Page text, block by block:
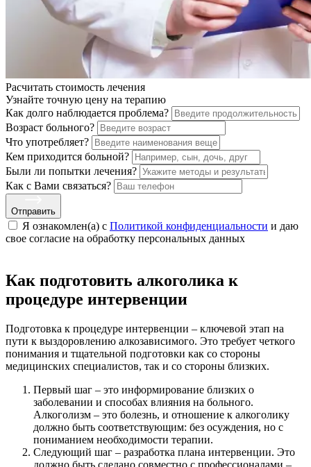
Расчитать стоимость лечения
Узнайте точную цену на терапию
Как долго наблюдается проблема?
Возраст больного?
Что употребляет?
Кем приходится больной?
Были ли попытки лечения?
Как с Вами связаться?
Отправить
Я ознакомлен(а) с Политикой конфиденциальности и даю
свое cогласие на обработку персональных данных
Как подготовить алкоголика к
процедуре интервенции
Подготовка к процедуре интервенции – ключевой этап на
пути к выздоровлению алкозависимого. Это требует четкого
понимания и тщательной подготовки как со стороны
медицинских специалистов, так и со стороны близких.
Первый шаг – это информирование близких о
заболевании и способах влияния на больного.
Алкоголизм – это болезнь, и отношение к алкоголику
должно быть соответствующим: без осуждения, но с
пониманием необходимости терапии.
Следующий шаг – разработка плана интервенции. Это